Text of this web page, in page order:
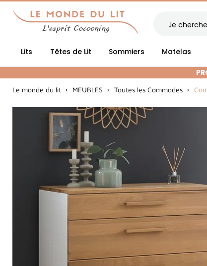
Lits Têtes de Lit Sommiers Matelas
Le monde du lit MEUBLES Toutes les Commodes